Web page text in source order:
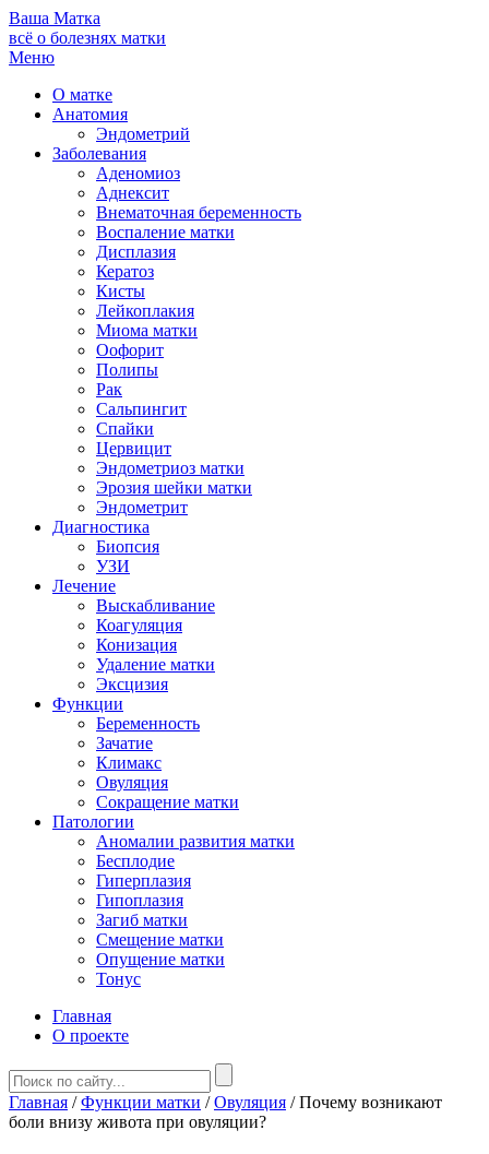
Ваша Матка
всё о болезнях матки
Меню
О матке
Анатомия
Эндометрий
Заболевания
Аденомиоз
Аднексит
Внематочная беременность
Воспаление матки
Дисплазия
Кератоз
Кисты
Лейкоплакия
Миома матки
Оофорит
Полипы
Рак
Сальпингит
Спайки
Цервицит
Эндометриоз матки
Эрозия шейки матки
Эндометрит
Диагностика
Биопсия
УЗИ
Лечение
Выскабливание
Коагуляция
Конизация
Удаление матки
Эксцизия
Функции
Беременность
Зачатие
Климакс
Овуляция
Сокращение матки
Патологии
Аномалии развития матки
Бесплодие
Гиперплазия
Гипоплазия
Загиб матки
Смещение матки
Опущение матки
Тонус
Главная
О проекте
Главная /Функции матки /Овуляция /Почему возникают
боли внизу живота при овуляции?